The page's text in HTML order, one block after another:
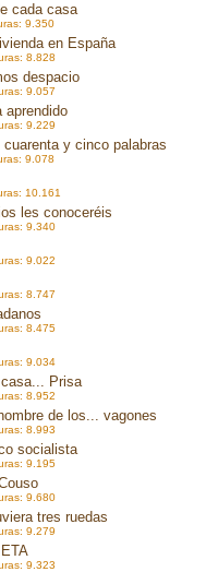
cada casa
9.350
en España
8.828
despacio
9.057
aprendido
9.229
y cinco palabras
9.078
10.161
les conoceréis
9.340
9.022
8.747
8.475
9.034
Prisa
8.952
hombre de los... vagones
8.993
socialista
9.195
9.680
tres ruedas
9.279
9.323